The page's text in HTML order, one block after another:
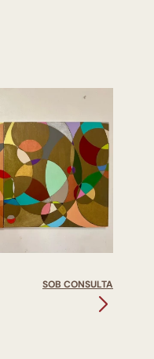
SOB CONSULTA